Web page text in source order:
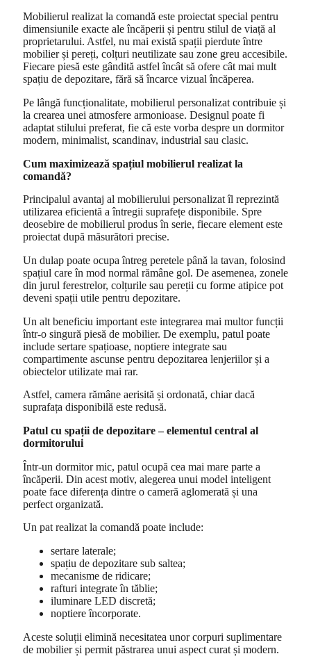
Mobilierul realizat la comandă este proiectat special pentru
dimensiunile exacte ale încăperii și pentru stilul de viață al
proprietarului. Astfel, nu mai există spații pierdute între
mobilier și pereți, colțuri neutilizate sau zone greu accesibile.
Fiecare piesă este gândită astfel încât să ofere cât mai mult
spațiu de depozitare, fără să încarce vizual încăperea.
Pe lângă funcționalitate, mobilierul personalizat contribuie și
la crearea unei atmosfere armonioase. Designul poate fi
adaptat stilului preferat, fie că este vorba despre un dormitor
modern, minimalist, scandinav, industrial sau clasic.
Cum maximizează spațiul mobilierul realizat la
comandă?
Principalul avantaj al mobilierului personalizat îl reprezintă
utilizarea eficientă a întregii suprafețe disponibile. Spre
deosebire de mobilierul produs în serie, fiecare element este
proiectat după măsurători precise.
Un dulap poate ocupa întreg peretele până la tavan, folosind
spațiul care în mod normal rămâne gol. De asemenea, zonele
din jurul ferestrelor, colțurile sau pereții cu forme atipice pot
deveni spații utile pentru depozitare.
Un alt beneficiu important este integrarea mai multor funcții
într-o singură piesă de mobilier. De exemplu, patul poate
include sertare spațioase, noptiere integrate sau
compartimente ascunse pentru depozitarea lenjeriilor și a
obiectelor utilizate mai rar.
Astfel, camera rămâne aerisită și ordonată, chiar dacă
suprafața disponibilă este redusă.
Patul cu spații de depozitare – elementul central al
dormitorului
Într-un dormitor mic, patul ocupă cea mai mare parte a
încăperii. Din acest motiv, alegerea unui model inteligent
poate face diferența dintre o cameră aglomerată și una
perfect organizată.
Un pat realizat la comandă poate include:
sertare laterale;
spațiu de depozitare sub saltea;
mecanisme de ridicare;
rafturi integrate în tăblie;
iluminare LED discretă;
noptiere încorporate.
Aceste soluții elimină necesitatea unor corpuri suplimentare
de mobilier și permit păstrarea unui aspect curat și modern.